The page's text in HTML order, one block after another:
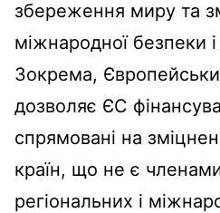
збереження миру та
міжнародної безпеки і
Зокрема,
дозволяє ЄС
спрямовані на
країн, що не є
регіональних і